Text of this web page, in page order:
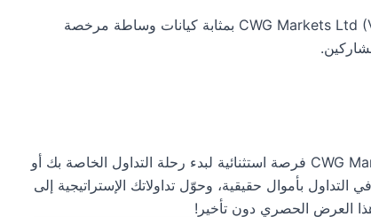
تعد CWG Markets Ltd (المملكة المتحدة) وCWG Markets Ltd (VU) بمثابة كيانات وساطة مرخصة
تمثل المكافأة الترحيبية بقيمة 100 دولار من CWG Market فرصة استثنائية لبدء رحلة التداول الخاصة بك أو
التداول بأموال حقيقية، وحوّل تداولاتك الإستراتيجية إلى
العرض الحصري دون تأخير!